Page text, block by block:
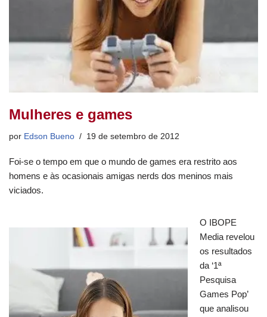
Mulheres e games
por Edson Bueno 19 de setembro de 2012
Foi-se o tempo em que o mundo de games era restrito aos
homens e às ocasionais amigas nerds dos meninos mais
viciados.
O IBOPE
Media revelou
os resultados
da ‘1ª
Pesquisa
Games Pop’
que analisou